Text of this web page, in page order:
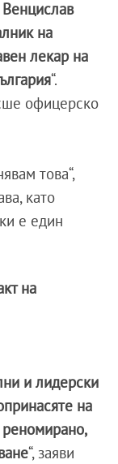
Венцислав
на
лекар на
“.
офицерско
това“,
като
е един
на
и лидерски
на
“, заяви